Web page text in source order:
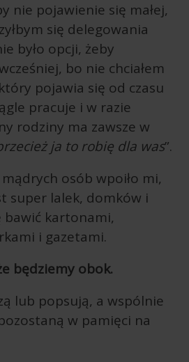
nie pojawienie się małej,
się delegowania
było opcji, żeby
bo nie chciałem
pojawia się od czasu
pracuje i w razie
rodziny ma zawsze w
ja to robię dla was”.
osób wpoiło mi,
super lalek, domków i
bawić kartonami,
i gazetami.
będziemy obok.
lub popsują, a wspólnie
w pamięci na